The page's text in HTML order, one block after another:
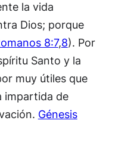
la vida
Dios; porque
8:7,8). Por
Santo y la
muy útiles que
impartida de
Génesis